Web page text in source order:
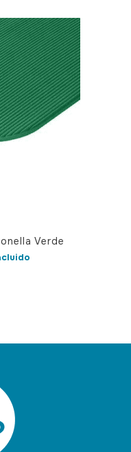
Verde